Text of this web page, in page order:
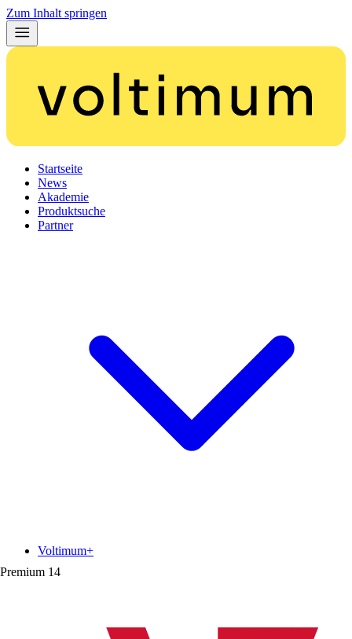
Zum Inhalt springen
Startseite
News
Akademie
Produktsuche
Partner
Premium 14
Voltimum+